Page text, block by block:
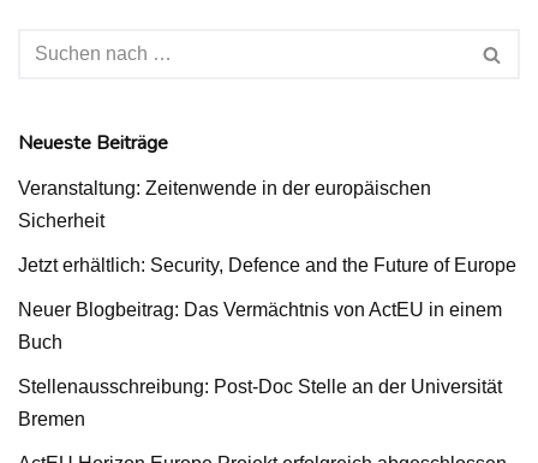
Neueste Beiträge
Veranstaltung: Zeitenwende in der europäischen
Sicherheit
Jetzt erhältlich: Security, Defence and the Future of Europe
Neuer Blogbeitrag: Das Vermächtnis von ActEU in einem
Buch
Stellenausschreibung: Post-Doc Stelle an der Universität
Bremen